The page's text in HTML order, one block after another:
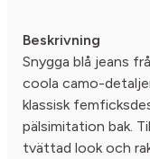
Beskrivning
Snygga blå jeans
coola camo-
klassisk
pälsimitation bak.
tvättad look och